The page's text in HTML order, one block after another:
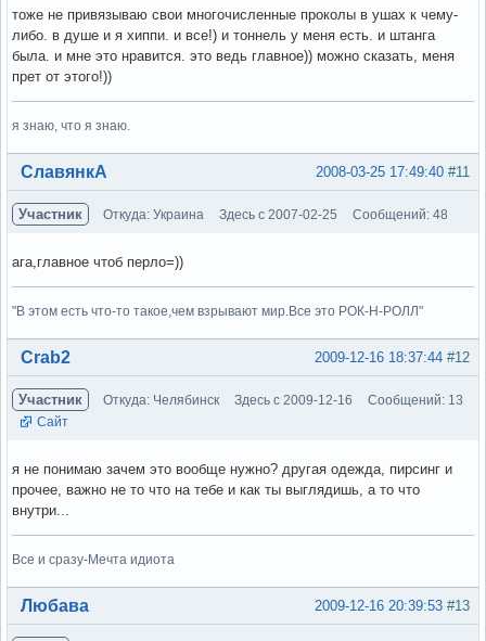
тоже не привязываю свои многочисленные проколы в ушах к чему-
либо. в душе и я хиппи. и все!) и тоннель у меня есть. и штанга
была. и мне это нравится. это ведь главное)) можно сказать, меня
прет от этого!))
я знаю, что я знаю.
Вне форума #11
2008-03-25 17:49:40
СлавянкА
Участник Откуда: Украина Здесь с 2007-02-25 Сообщений: 48
ага,главное чтоб перло=))
"В этом есть что-то такое,чем взрывают мир.Все это РОК-Н-РОЛЛ"
Вне форума #12
2009-12-16 18:37:44
Crab2
Участник Откуда: Челябинск Здесь с 2009-12-16
Сообщений: 13
Сайт
я не понимаю зачем это вообще нужно? другая одежда, пирсинг и
прочее, важно не то что на тебе и как ты выглядишь, а то что
внутри...
Все и сразу-Мечта идиота
Вне форума #13
2009-12-16 20:39:53
Любава